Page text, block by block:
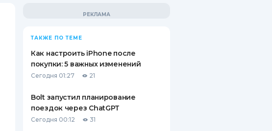
ТАКЖЕ ПО ТЕМЕ
Как настроить iPhone после
покупки: 5 важных изменений
Сегодня 01:27 21
Bolt запустил планирование
поездок через ChatGPT
Сегодня 00:12 31